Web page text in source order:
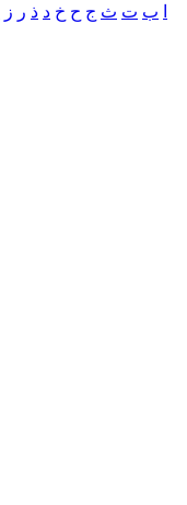
ب ت ث ج ح خ د ذ ر ز